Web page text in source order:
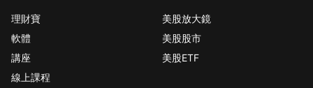
理財寶
軟體
講座
線上課程
美股放大鏡
美股股市
美股ETF